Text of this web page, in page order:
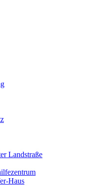
Landstraße
Haus